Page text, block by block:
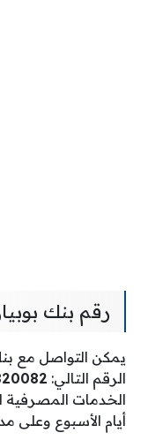
رقم بنك
يمكن التواصل مع
الرقم التالي:
الخدمات المصرفية
أيام الأسبوع وعلى